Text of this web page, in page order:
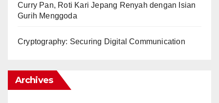
Curry Pan, Roti Kari Jepang Renyah dengan Isian
Gurih Menggoda
Cryptography: Securing Digital Communication
Archives